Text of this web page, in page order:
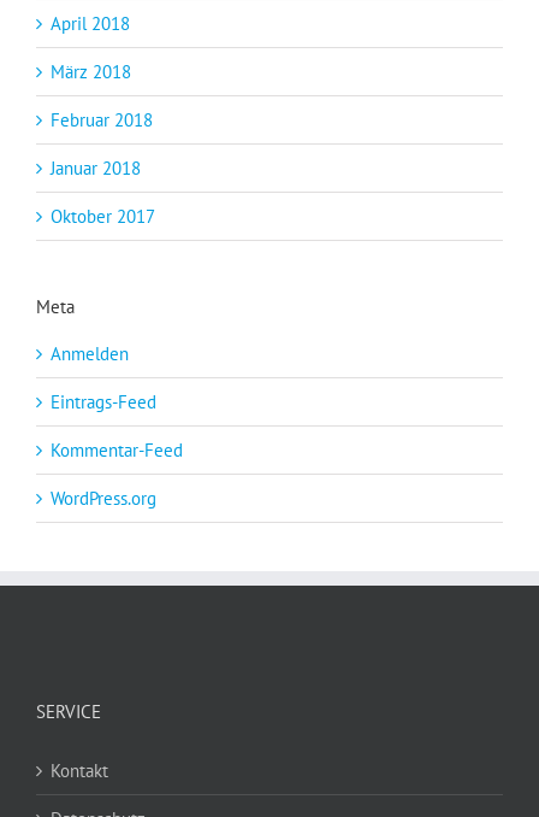
April 2018
März 2018
Februar 2018
Januar 2018
Oktober 2017
Meta
Anmelden
Eintrags-Feed
Kommentar-Feed
WordPress.org
SERVICE
Kontakt